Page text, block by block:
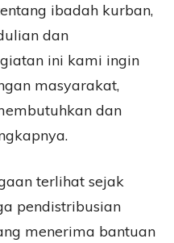
ibadah kurban,
dan
ini kami ingin
masyarakat,
dan
terlihat sejak
pendistribusian
menerima bantuan